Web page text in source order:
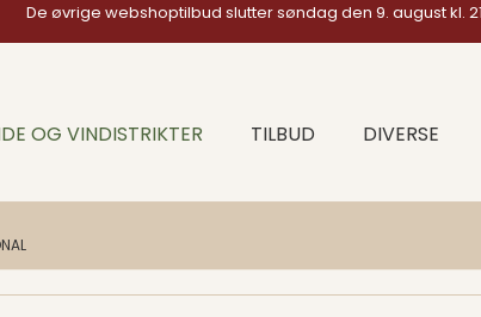
De øvrige webshoptilbud slutter søndag den 9. august kl.
OG VINDISTRIKTER TILBUD DIVERSE